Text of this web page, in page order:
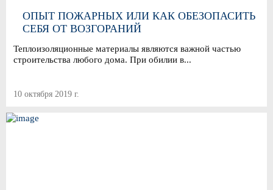
ОПЫТ ПОЖАРНЫХ ИЛИ КАК ОБЕЗОПАСИТЬ
СЕБЯ ОТ ВОЗГОРАНИЙ
Теплоизоляционные материалы являются важной частью
строительства любого дома. При обилии в...
10 октября 2019 г.